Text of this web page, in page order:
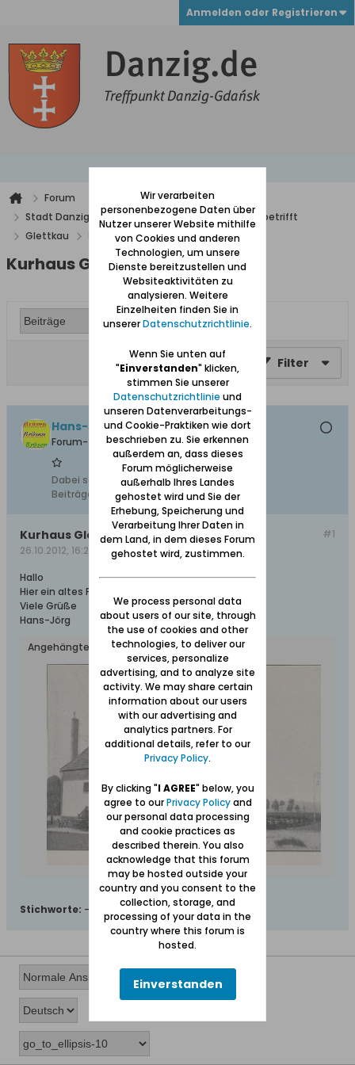
Anmelden oder Registrieren
Forum
Stadt Danzig mit Vororten und alles was Danzig betrifft
Glettkau
Kurhaus Glettkau
Kurhaus Glettkau
Filter
Hans-Joerg +, Ehrenmitglied
Forum-Teilnehmer
Dabei seit:
10.02.2008
Beiträge:
5206
#1
Kurhaus Glettkau
26.10.2012, 16:26
Hallo
Hier ein altes Photo ~ 1915 ?
Viele Grüße
Hans-Jörg
Angehängte Dateien
Stichworte: -
Wir verarbeiten
personenbezogene Daten über
Nutzer unserer Website mithilfe
von Cookies und anderen
Technologien, um unsere
Dienste bereitzustellen und
Websiteaktivitäten zu
analysieren. Weitere
Einzelheiten finden Sie in
unsererDatenschutzrichtlinie.
Wenn Sie unten auf
"Einverstanden" klicken,
stimmen Sie unserer
Datenschutzrichtlinie und
unseren Datenverarbeitungs-
und Cookie-Praktiken wie dort
beschrieben zu. Sie erkennen
außerdem an, dass dieses
Forum möglicherweise
außerhalb Ihres Landes
gehostet wird und Sie der
Erhebung, Speicherung und
Verarbeitung Ihrer Daten in
dem Land, in dem dieses Forum
gehostet wird, zustimmen.
We process personal data
about users of our site, through
the use of cookies and other
technologies, to deliver our
services, personalize
advertising, and to analyze site
activity. We may share certain
information about our users
with our advertising and
analytics partners. For
additional details, refer to our
Privacy Policy.
By clicking "I AGREE" below, you
agree to ourPrivacy Policyand
our personal data processing
and cookie practices as
described therein. You also
acknowledge that this forum
may be hosted outside your
country and you consent to the
collection, storage, and
processing of your data in the
country where this forum is
hosted.
Einverstanden